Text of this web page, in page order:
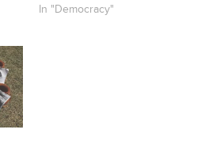
In "Democracy"